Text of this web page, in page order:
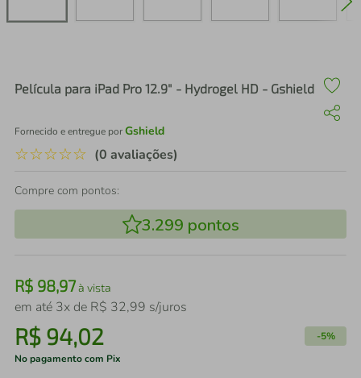
Película para iPad Pro 12.9" - Hydrogel HD - Gshield
Fornecido e entregue porGshield
☆☆☆☆☆ (0 avaliações)
Compre com pontos:
3.299 pontos
R$ 98,97à vista
em até 3x de R$ 32,99 s/juros
R$ 94,02 -5%
No pagamento com Pix